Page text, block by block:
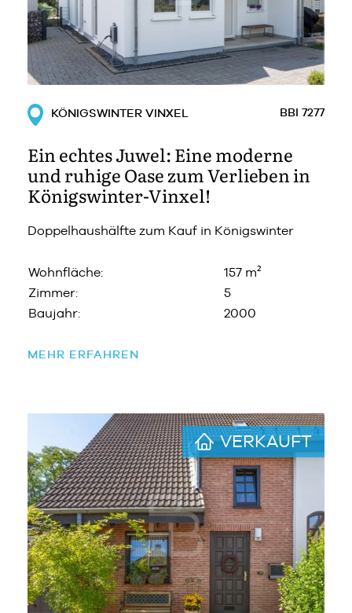
KÖNIGSWINTER VINXEL BBI 7277
Ein echtes Juwel: Eine moderne
und ruhige Oase zum Verlieben in
Königswinter-Vinxel!
Doppelhaushälfte zum Kauf in Königswinter
Wohnfläche:
157 m²
Zimmer:
5
Baujahr:
2000
MEHR ERFAHREN
VERKAUFT